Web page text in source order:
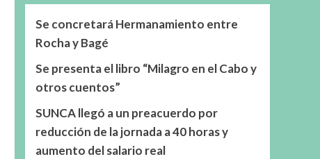
Se concretará Hermanamiento entre
Rocha y Bagé
Se presenta el libro “Milagro en el Cabo y
otros cuentos”
SUNCA llegó a un preacuerdo por
reducción de la jornada a 40 horas y
aumento del salario real